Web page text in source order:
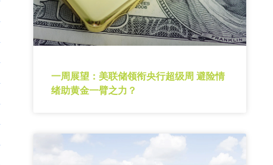
一周展望：美联储领衔央行超级周 避险情
绪助黄金一臂之力？